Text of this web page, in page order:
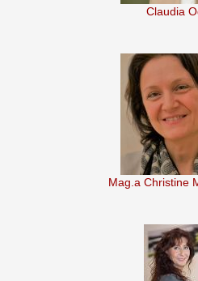
Claudia
Mag.a Christine